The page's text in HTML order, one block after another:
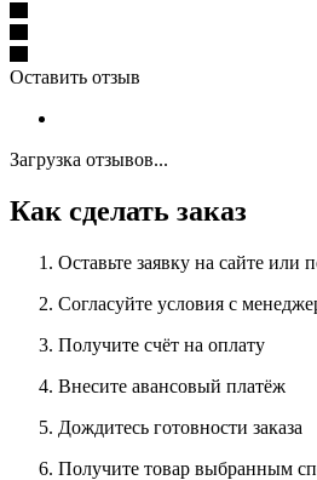
Оставить отзыв
Загрузка отзывов...
Как сделать заказ
Оставьте заявку на сайте или
Согласуйте условия с
Получите счёт на оплату
Внесите авансовый платёж
Дождитесь готовности заказа
Получите товар выбранным